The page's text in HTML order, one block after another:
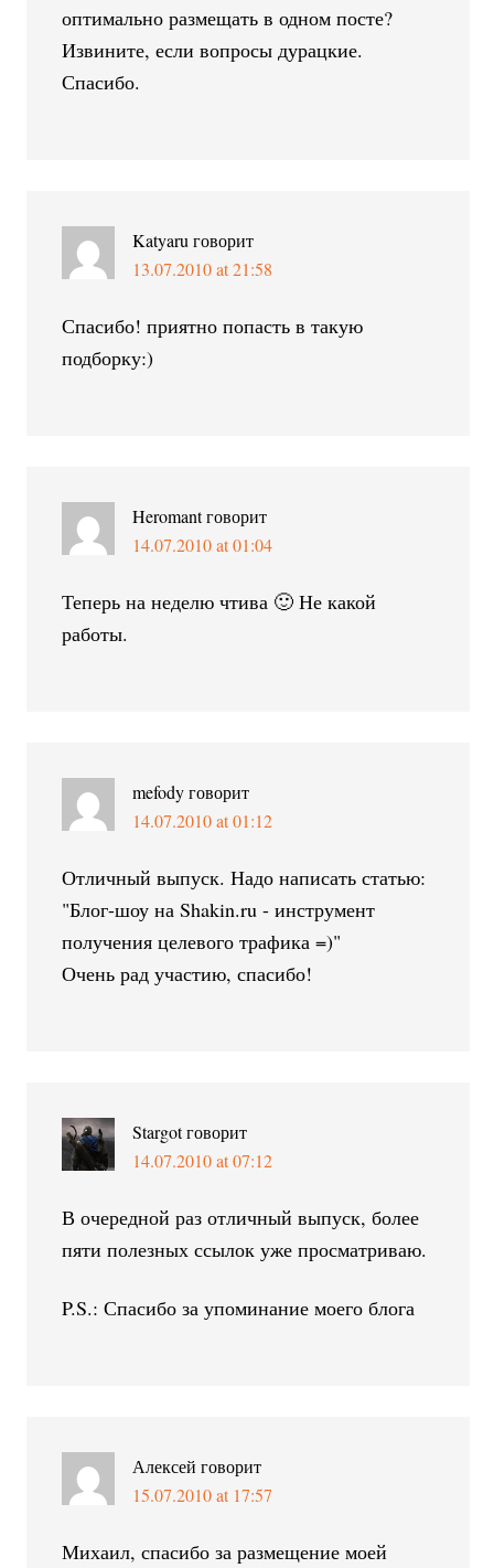
оптимально размещать в одном посте?
Извините, если вопросы дурацкие.
Спасибо.
Katyaru говорит
13.07.2010 at 21:58
Спасибо! приятно попасть в такую
подборку:)
Heromantговорит
14.07.2010 at 01:04
Теперь на неделю чтива 🙂 Не какой
работы.
mefody говорит
14.07.2010 at 01:12
Отличный выпуск. Надо написать статью:
"Блог-шоу на Shakin.ru - инструмент
получения целевого трафика =)"
Очень рад участию, спасибо!
Stargotговорит
14.07.2010 at 07:12
В очередной раз отличный выпуск, более
пяти полезных ссылок уже просматриваю.
P.S.: Спасибо за упоминание моего блога
Алексей говорит
15.07.2010 at 17:57
Михаил, спасибо за размещение моей